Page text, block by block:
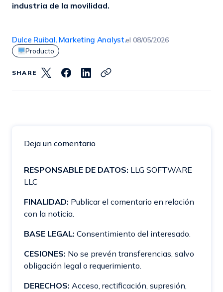
industria de la movilidad.
Dulce Ruibal, Marketing Analyst.el 08/05/2026
Producto
SHARE
Deja un comentario
RESPONSABLE DE DATOS: LLG SOFTWARE
LLC
FINALIDAD: Publicar el comentario en relación
con la noticia.
BASE LEGAL: Consentimiento del interesado.
CESIONES: No se prevén transferencias, salvo
obligación legal o requerimiento.
DERECHOS: Acceso, rectificación, supresión,